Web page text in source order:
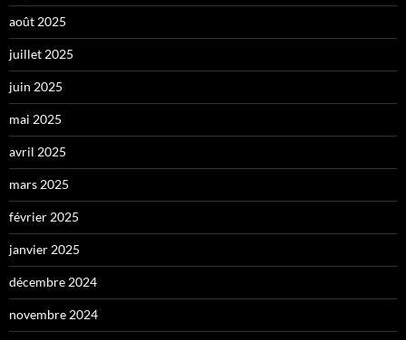
août 2025
juillet 2025
juin 2025
mai 2025
avril 2025
mars 2025
février 2025
janvier 2025
décembre 2024
novembre 2024